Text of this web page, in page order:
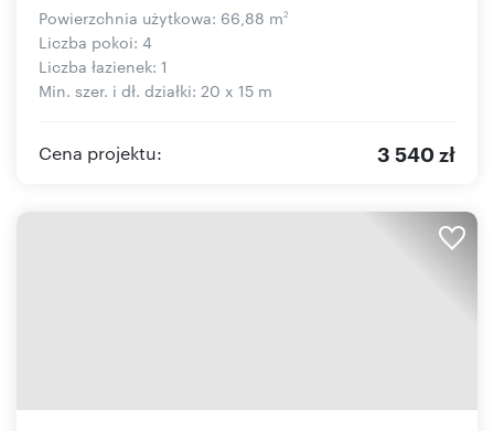
Powierzchnia użytkowa: 66,88 m2
Liczba pokoi: 4
Liczba łazienek: 1
Min. szer. i dł. działki: 20 x 15 m
Cena projektu: 3 540 zł